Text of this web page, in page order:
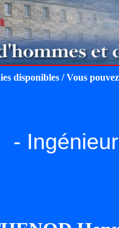
disponibles / Vous
-